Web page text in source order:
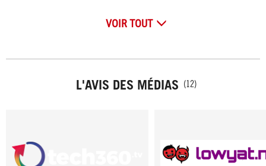
VOIR TOUT
L'AVIS DES MÉDIAS (12)